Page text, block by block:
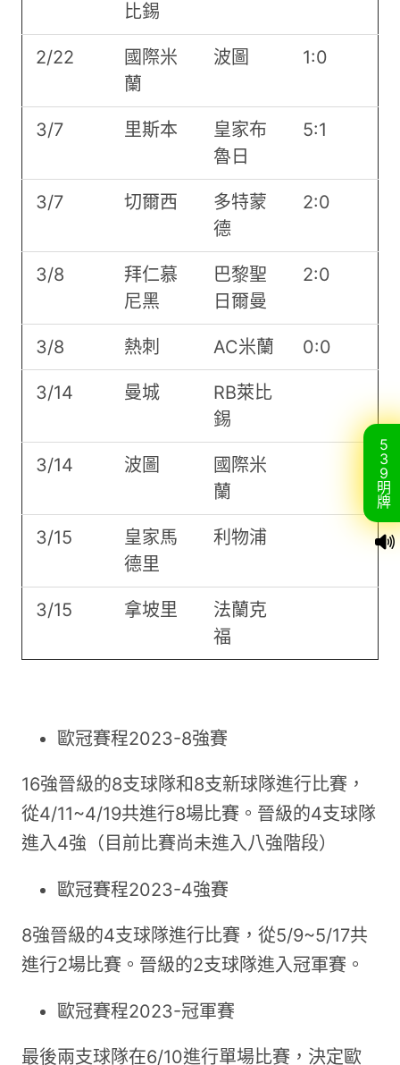
比錫
2/22
國際米
蘭
波圖 1:0
3/7 里斯本
皇家布
魯日
5:1
3/7 切爾西
多特蒙
德
2:0
3/8
拜仁慕
尼黑
巴黎聖
日爾曼
2:0
3/8 熱刺 AC米蘭 0:0
3/14 曼城
RB萊比
錫
3/14 波圖
國際米
蘭
3/15
皇家馬
德里
利物浦
3/15 拿坡里
法蘭克
福
歐冠賽程2023-8強賽
16強晉級的8支球隊和8支新球隊進行比賽，
從4/11~4/19共進行8場比賽。晉級的4支球隊
進入4強（目前比賽尚未進入八強階段）
歐冠賽程2023-4強賽
8強晉級的4支球隊進行比賽，從5/9~5/17共
進行2場比賽。晉級的2支球隊進入冠軍賽。
歐冠賽程2023-冠軍賽
最後兩支球隊在6/10進行單場比賽，決定歐
5
3
9
明
牌